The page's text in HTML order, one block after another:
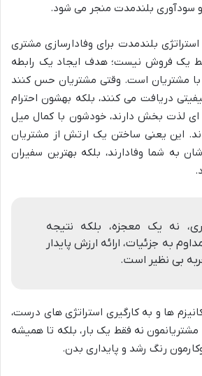
سودآوری بلندمدت منجر می شود.
بلندمدت برای وفادارسازی مشتری
یک فروش نیست؛ هدف ایجاد یک رابطه
با مشتریان است. وقتی مشتریان حس کنند
دریافت می کنند، بلکه بهشون احترام
لذت بخش دارند، خودشون با کمال میل
این یعنی ساختن یک ارتش از مشتریان
به شما وفادارند، بلکه بهترین سفیران
نه یک معجزه، بلکه نتیجه
به جزئیات، ارائه ارزش پایدار
بی نظیر است.
ها و به کارگیری استراتژی های درست،
نه فقط یک بار، بلکه تا همیشه
رنگ رشد و پایداری بدن.